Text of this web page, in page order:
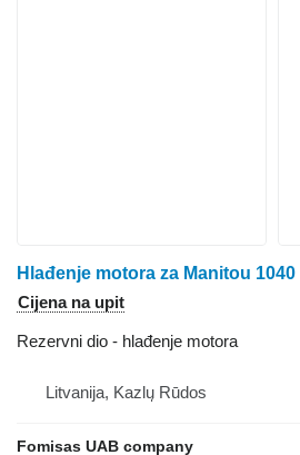
Cijena na upit
Rezervni dio - hlađenje motora
Litvanija, Kazlų Rūdos
Fomisas UAB company